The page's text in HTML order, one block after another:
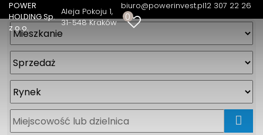
POWER
HOLDING Sp.
z o.o.
Aleja Pokoju 1
31-548 Kraków
biuro@powerinvest.pl12 307 22 26
0